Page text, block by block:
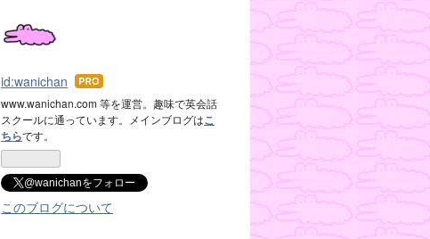
id:wanichan はて
なブ
ログ
www.wanichan.com 等を運営。趣味で英会話
スクールに通っています。メインブログはこ
ちらです。
@wanichanをフォロー
このブログについて